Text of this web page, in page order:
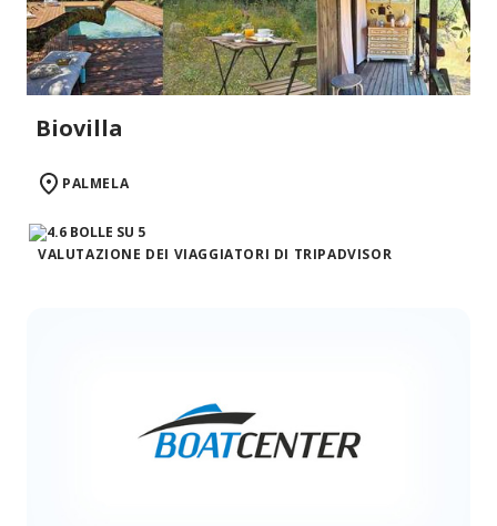
Biovilla
PALMELA
VALUTAZIONE DEI VIAGGIATORI DI TRIPADVISOR